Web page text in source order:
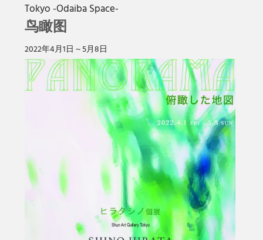
Tokyo -Odaiba Space-
鸟瞰图
2022年4月1日 ~ 5月8日